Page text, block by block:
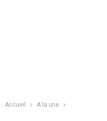
Accueil A la une